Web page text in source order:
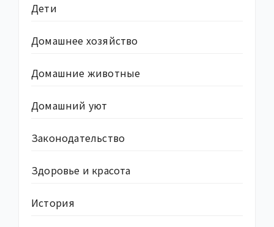
Дети
Домашнее хозяйство
Домашние животные
Домашний уют
Законодательство
Здоровье и красота
История